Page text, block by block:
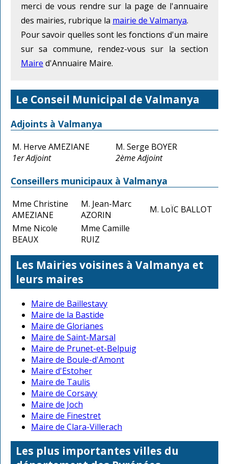
merci de vous rendre sur la page de l'annuaire
des mairies, rubrique la mairie de Valmanya.
Pour savoir quelles sont les fonctions d'un maire
sur sa commune, rendez-vous sur la section
Maire d'Annuaire Maire.
Le Conseil Municipal de Valmanya
Adjoints à Valmanya
M. Herve AMEZIANE
1er Adjoint
M. Serge BOYER
2ème Adjoint
Conseillers municipaux à Valmanya
Mme Christine
AMEZIANE
M. Jean-Marc
AZORIN
M. LoÏC BALLOT
Mme Nicole
BEAUX
Mme Camille
RUIZ
Les Mairies voisines à Valmanya et
leurs maires
Maire de Baillestavy
Maire de la Bastide
Maire de Glorianes
Maire de Saint-Marsal
Maire de Prunet-et-Belpuig
Maire de Boule-d'Amont
Maire d'Estoher
Maire de Taulis
Maire de Corsavy
Maire de Joch
Maire de Finestret
Maire de Clara-Villerach
Les plus importantes villes du